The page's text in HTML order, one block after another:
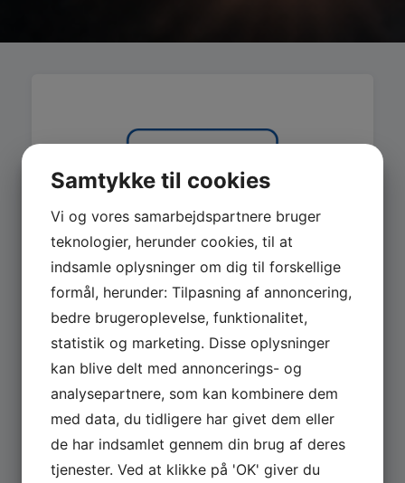
MASKINER
Se hele udvalget af Güde og Rotwerk maskiner
til professionelt brug.
GÅ TIL MASKINER ›
Samtykke til cookies
Vi og vores samarbejdspartnere bruger
teknologier, herunder cookies, til at
indsamle oplysninger om dig til forskellige
formål, herunder: Tilpasning af annoncering,
bedre brugeroplevelse, funktionalitet,
statistik og marketing. Disse oplysninger
kan blive delt med annoncerings- og
analysepartnere, som kan kombinere dem
med data, du tidligere har givet dem eller
de har indsamlet gennem din brug af deres
tjenester. Ved at klikke på 'OK' giver du